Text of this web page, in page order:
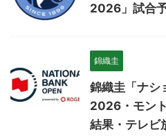
2026」試合
錦織圭
錦織圭「ナシ
2026・モン
結果・テレビ